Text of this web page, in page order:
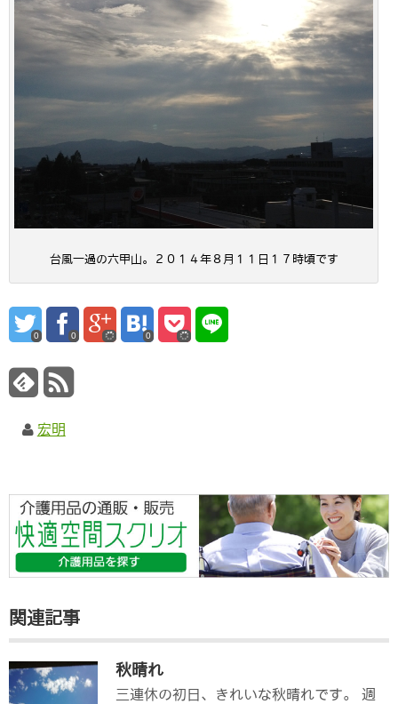
台風一過の六甲山。２０１４年８月１１日１７時頃です
0 0 0
宏明
関連記事
秋晴れ
三連休の初日、きれいな秋晴れです。 週